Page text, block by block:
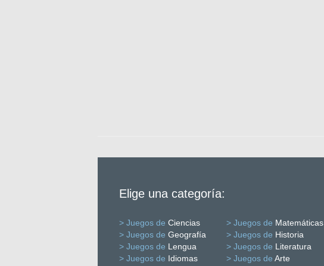
Elige una categoría:
> Juegos de Ciencias > Juegos de Matemáticas
> Juegos de Geografía > Juegos de Historia
> Juegos de Lengua > Juegos de Literatura
> Juegos de Idiomas > Juegos de Arte